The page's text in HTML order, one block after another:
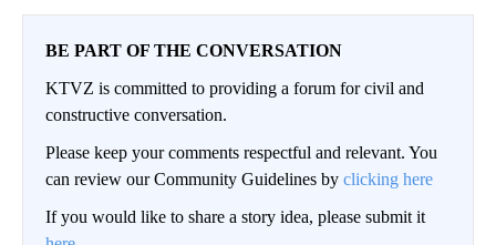
BE PART OF THE CONVERSATION
KTVZ is committed to providing a forum for civil and
constructive conversation.
Please keep your comments respectful and relevant. You
can review our Community Guidelines by clicking here
If you would like to share a story idea, please submit it